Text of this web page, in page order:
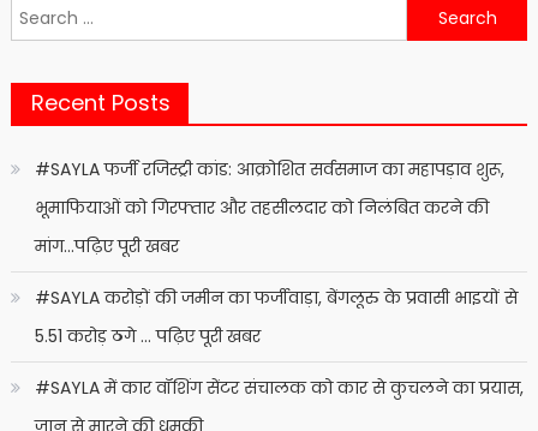
Search
for:
Recent Posts
#SAYLA फर्जी रजिस्ट्री कांड: आक्रोशित सर्वसमाज का महापड़ाव शुरू,
भूमाफियाओं को गिरफ्तार और तहसीलदार को निलंबित करने की
मांग…पढ़िए पूरी खबर
#SAYLA करोड़ों की जमीन का फर्जीवाड़ा, बेंगलूरु के प्रवासी भाइयों से
5.51 करोड़ ठगे … पढ़िए पूरी खबर
#SAYLA में कार वॉशिंग सेंटर संचालक को कार से कुचलने का प्रयास,
जान से मारने की धमकी